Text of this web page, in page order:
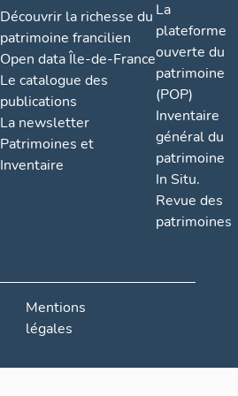
Découvrir la richesse du
patrimoine francilien
Open data Île-de-France
Le catalogue des
publications
La newsletter
Patrimoines et
Inventaire
La
plateforme
ouverte du
patrimoine
(POP)
Inventaire
général du
patrimoine
In Situ.
Revue des
patrimoines
Mentions
légales